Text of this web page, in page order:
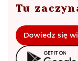
Tu
Dowiedz się